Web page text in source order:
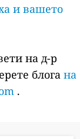
и вашето
на д-р
блога на
.